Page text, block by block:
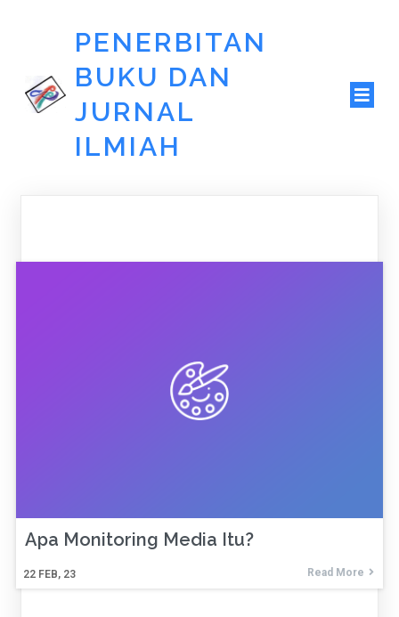
PENERBITAN
BUKU DAN
JURNAL
ILMIAH
Apa Monitoring Media Itu?
22 FEB, 23 Read More